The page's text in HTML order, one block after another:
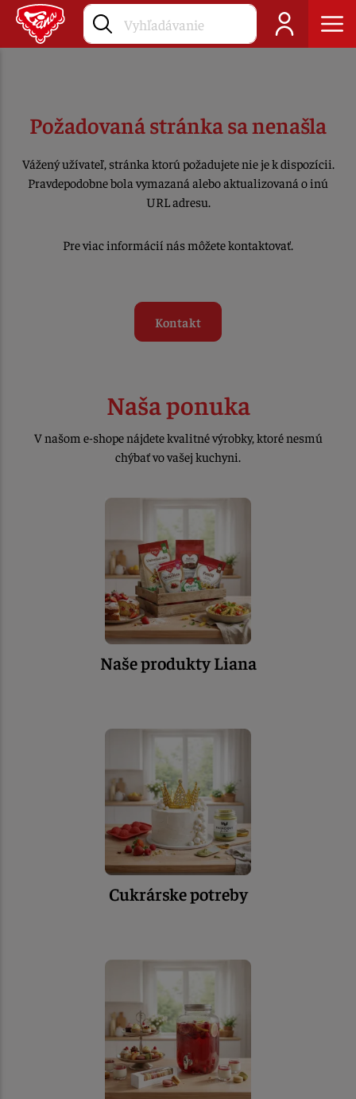
Požadovaná stránka sa nenašla
Vážený užívateľ, stránka ktorú požadujete nie je k dispozícii.
Pravdepodobne bola vymazaná alebo aktualizovaná o inú
URL adresu.
Pre viac informácií nás môžete kontaktovať.
Kontakt
Naša ponuka
V našom e-shope nájdete kvalitné výrobky, ktoré nesmú
chýbať vo vašej kuchyni.
Naše produkty Liana
Cukrárske potreby